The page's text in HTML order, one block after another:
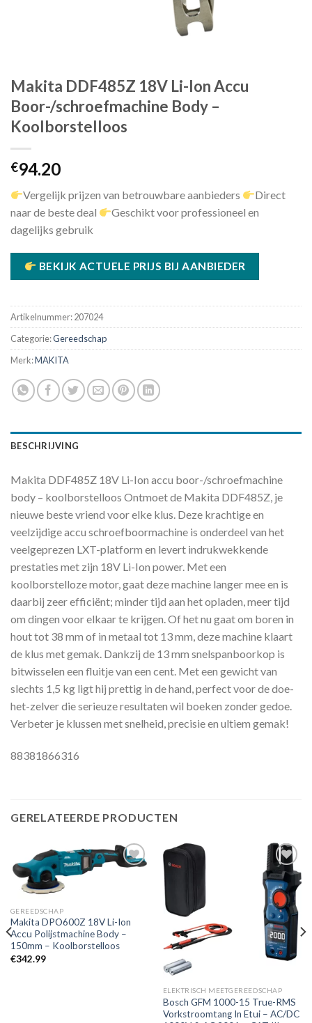
Makita DDF485Z 18V Li-Ion Accu
Boor-/schroefmachine Body –
Koolborstelloos
€94.20
Vergelijk prijzen van betrouwbare aanbieders
Direct
naar de beste deal
Geschikt voor professioneel en
dagelijks gebruik
BEKIJK ACTUELE PRIJS BIJ AANBIEDER
Artikelnummer:207024
Categorie:Gereedschap
Merk:MAKITA
BESCHRIJVING
Makita DDF485Z 18V Li-Ion accu boor-/schroefmachine
body – koolborstelloos Ontmoet de Makita DDF485Z, je
nieuwe beste vriend voor elke klus. Deze krachtige en
veelzijdige accu schroefboormachine is onderdeel van het
veelgeprezen LXT-platform en levert indrukwekkende
prestaties met zijn 18V Li-Ion power. Met een
koolborstelloze motor, gaat deze machine langer mee en is
daarbij zeer efficiënt; minder tijd aan het opladen, meer tijd
om dingen voor elkaar te krijgen. Of het nu gaat om boren in
hout tot 38 mm of in metaal tot 13 mm, deze machine klaart
de klus met gemak. Dankzij de 13 mm snelspanboorkop is
bitwisselen een fluitje van een cent. Met een gewicht van
slechts 1,5 kg ligt hij prettig in de hand, perfect voor de doe-
het-zelver die serieuze resultaten wil boeken zonder gedoe.
Verbeter je klussen met snelheid, precisie en ultiem gemak!
88381866316
GERELATEERDE PRODUCTEN
verlanglijst
GEREEDSCHAP
Makita DPO600Z 18V Li-Ion
Accu Polijstmachine Body –
150mm – Koolborstelloos
€342.99
Toevoegen
aan
verlanglijst
ELEKTRISCH MEETGEREEDSCHAP
Bosch GFM 1000-15 True-RMS
Vorkstroomtang In Etui – AC/DC